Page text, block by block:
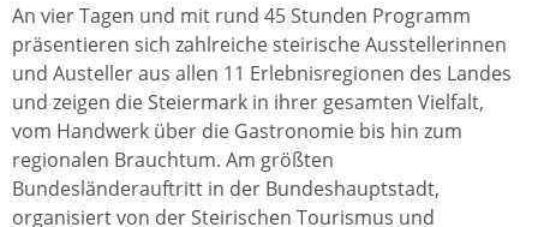
An vier Tagen und mit rund 45 Stunden Programm
präsentieren sich zahlreiche steirische Ausstellerinnen
und Austeller aus allen 11 Erlebnisregionen des Landes
und zeigen die Steiermark in ihrer gesamten Vielfalt,
vom Handwerk über die Gastronomie bis hin zum
regionalen Brauchtum. Am größten
Bundesländerauftritt in der Bundeshauptstadt,
organisiert von der Steirischen Tourismus und